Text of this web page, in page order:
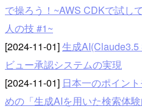
で操ろう！~AWS CDKで試し
人の技 #1~
[2024-11-01]生成
ビュー承認システムの実現
[2024-11-01] 日本一のポイン
めの「生成AIを用いた検索体